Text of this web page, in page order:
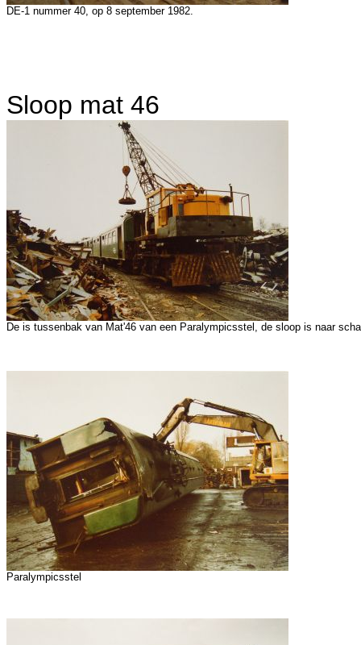
DE-1 nummer 40, op 8 september 1982.
Sloop mat 46
De is tussenbak van Mat'46 van een Paralympicsstel, de sloop is naar
Paralympicsstel